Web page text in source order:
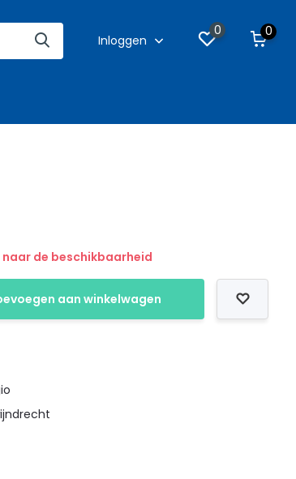
Inloggen
0 0
de beschikbaarheid
aan winkelwagen